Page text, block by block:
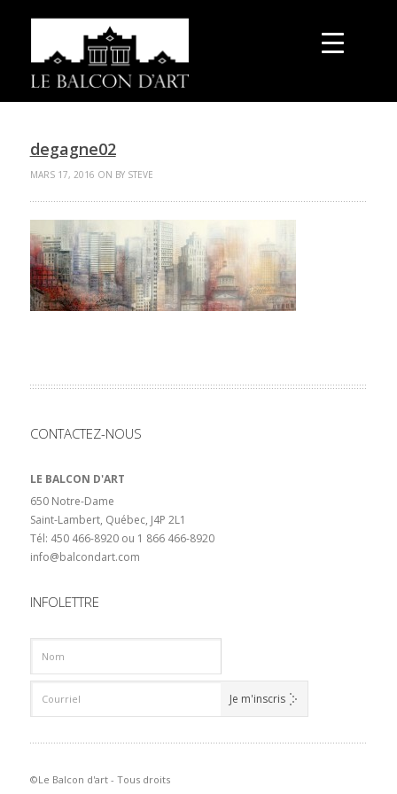
degagne02
MARS 17, 2016 ON BY STEVE
CONTACTEZ-NOUS
LE BALCON D'ART
650 Notre-Dame
Saint-Lambert, Québec, J4P 2L1
Tél: 450 466-8920 ou 1 866 466-8920
info@balcondart.com
INFOLETTRE
©Le Balcon d'art - Tous droits